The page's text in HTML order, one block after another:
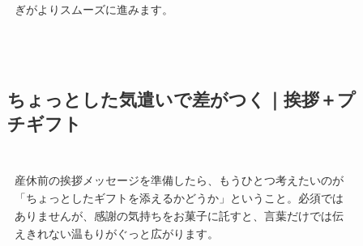
ぎがよりスムーズに進みます。
ちょっとした気遣いで差がつく｜挨拶＋プ
チギフト
産休前の挨拶メッセージを準備したら、もうひとつ考えたいのが
「ちょっとしたギフトを添えるかどうか」ということ。必須では
ありませんが、感謝の気持ちをお菓子に託すと、言葉だけでは伝
えきれない温もりがぐっと広がります。